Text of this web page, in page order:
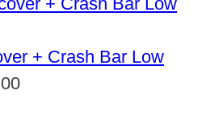
+ Crash Bar Low